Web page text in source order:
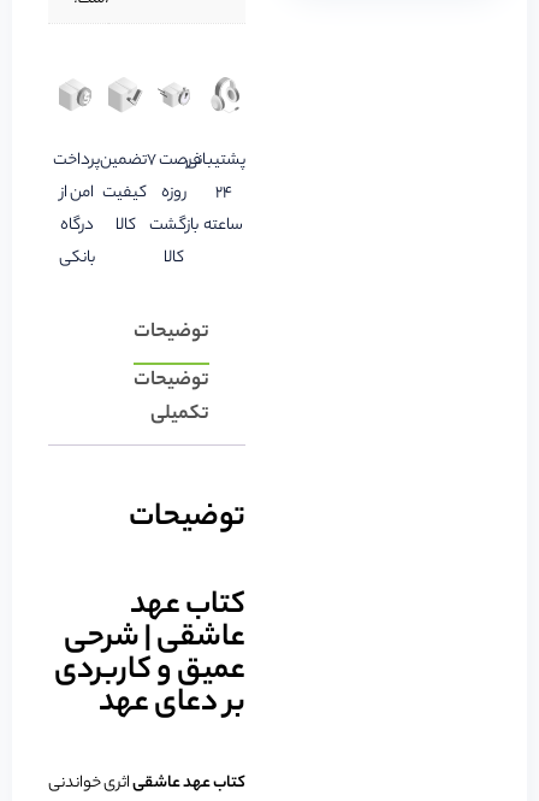
پشتیبانی
24
ساعته
فرصت 7
روزه
بازگشت
کالا
تضمین
کیفیت
کالا
پرداخت
امن از
درگاه
بانکی
توضیحات
توضیحات
تکمیلی
توضیحات
کتاب عهد
عاشقی | شرحی
عمیق و کاربردی
بر دعای عهد
کتاب عهد عاشقیاثری خواندنی